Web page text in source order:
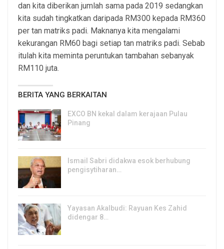
dan kita diberikan jumlah sama pada 2019 sedangkan
kita sudah tingkatkan daripada RM300 kepada RM360
per tan matriks padi. Maknanya kita mengalami
kekurangan RM60 bagi setiap tan matriks padi. Sebab
itulah kita meminta peruntukan tambahan sebanyak
RM110 juta.
BERITA YANG BERKAITAN
EXCO BN kekal dalam kerajaan Pulau
Pinang
Ismail Sabri didakwa esok berhubung
pengisytiharan…
Yayasan Akalbudi: Rayuan Kes Zahid
didengar 8…